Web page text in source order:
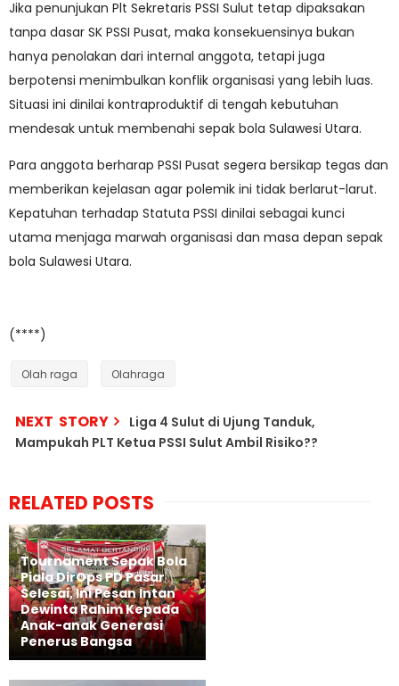
Jika penunjukan Plt Sekretaris PSSI Sulut tetap dipaksakan
tanpa dasar SK PSSI Pusat, maka konsekuensinya bukan
hanya penolakan dari internal anggota, tetapi juga
berpotensi menimbulkan konflik organisasi yang lebih luas.
Situasi ini dinilai kontraproduktif di tengah kebutuhan
mendesak untuk membenahi sepak bola Sulawesi Utara.
Para anggota berharap PSSI Pusat segera bersikap tegas dan
memberikan kejelasan agar polemik ini tidak berlarut-larut.
Kepatuhan terhadap Statuta PSSI dinilai sebagai kunci
utama menjaga marwah organisasi dan masa depan sepak
bola Sulawesi Utara.
(****)
Olah raga Olahraga
NEXT STORY
Liga 4 Sulut di Ujung Tanduk,
Mampukah PLT Ketua PSSI Sulut Ambil Risiko??
RELATED POSTS
Tournament Sepak Bola
Piala DirOps PD Pasar
Selesai, Ini Pesan Intan
Dewinta Rahim Kepada
Anak-anak Generasi
Penerus Bangsa